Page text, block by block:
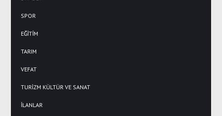
SPOR
EĞİTİM
TARIM
VEFAT
TURİZM KÜLTÜR VE SANAT
İLANLAR